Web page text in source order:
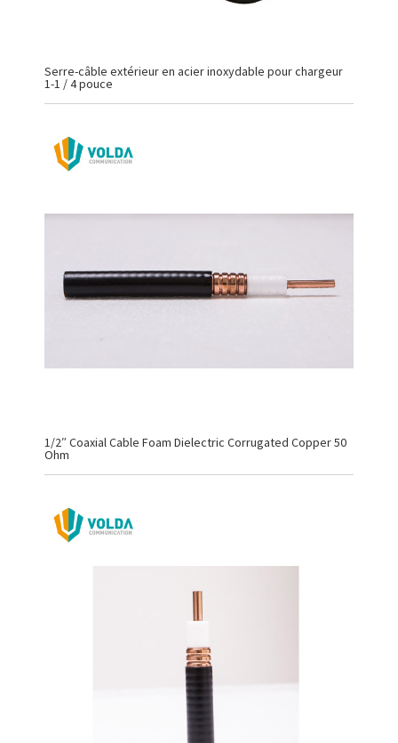
Serre-câble extérieur en acier inoxydable pour chargeur
1-1 / 4 pouce
1/2″ Coaxial Cable Foam Dielectric Corrugated Copper 50
Ohm